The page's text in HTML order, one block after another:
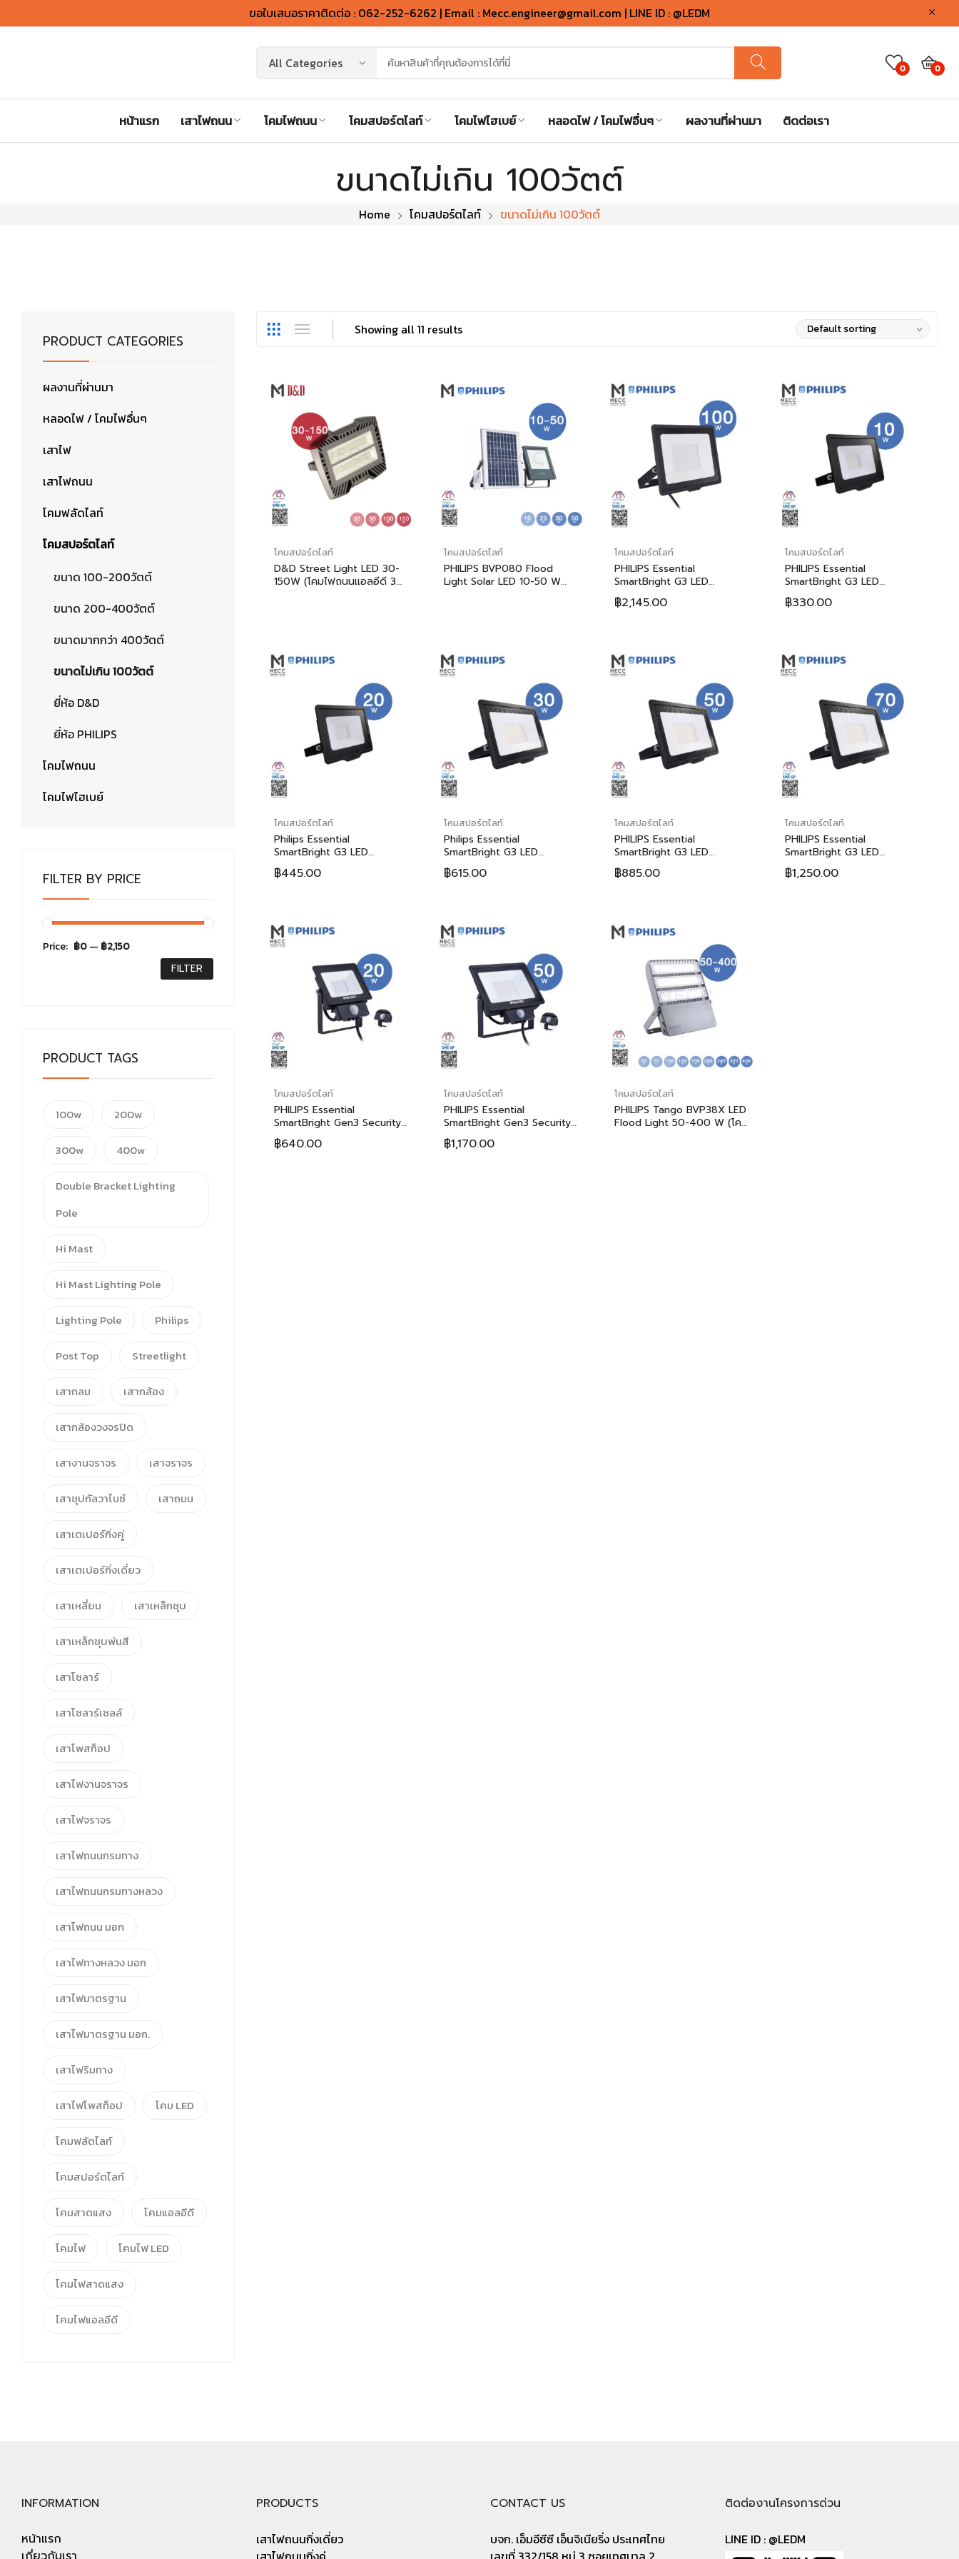
ขอใบเสนอราคาติดต่อ : 062-252-6262 | Email : Mecc.engineer@gmail.com | LINE ID : @LEDM
0 0
หน้าแรก เสาไฟถนน โคมไฟถนน โคมสปอร์ตไลท์ โคมไฟไฮเบย์ หลอดไฟ / โคมไฟอื่นๆ ผลงานที่ผ่านมา ติดต่อเรา
ขนาดไม่เกิน 100วัตต์
Home โคมสปอร์ตไลท์ ขนาดไม่เกิน 100วัตต์
Showing all 11 results
โคมสปอร์ตไลท์
D&D Street Light LED 30-
150W (โคมไฟถนนแอลอีดี 30-
โคมสปอร์ตไลท์
PHILIPS BVP080 Flood
Light Solar LED 10-50 W
โคมสปอร์ตไลท์
PHILIPS Essential
SmartBright G3 LED
Floodlight BVP150 100W (ฟิ
ลิปส์ เอสเซนเชี่ยล สมาร์ทไบร์ท
฿2,145.00
โคมสปอร์ตไลท์
PHILIPS Essential
SmartBright G3 LED
Floodlight BVP150 10W (ฟิลิ
ปส์ เอสเซนเชี่ยล สมาร์ทไบร์ท
฿330.00
โคมสปอร์ตไลท์
Philips Essential
SmartBright G3 LED
Floodlight BVP150 20W (ฟิ
ลิปส์ เอสเซนเชี่ยล สมาร์ทไบร์ท
฿445.00
โคมสปอร์ตไลท์
Philips Essential
SmartBright G3 LED
Floodlight BVP150 30W (ฟิ
ลิปส์ เอสเซนเชี่ยล สมาร์ทไบร์ท
฿615.00
โคมสปอร์ตไลท์
PHILIPS Essential
SmartBright G3 LED
Floodlight BVP150 50W (ฟิ
ลิปส์ เอสเซนเชี่ยล สมาร์ทไบร์ท
฿885.00
โคมสปอร์ตไลท์
PHILIPS Essential
SmartBright G3 LED
Floodlight BVP150 70W (ฟิ
ลิปส์ เอสเซนเชี่ยล สมาร์ทไบร์ท
฿1,250.00
โคมสปอร์ตไลท์
PHILIPS Essential
SmartBright Gen3 Security
LED Floodlight (Motion
Sensor) BVP150 20W (ฟิลิ
฿640.00
โคมสปอร์ตไลท์
PHILIPS Essential
SmartBright Gen3 Security
LED Floodlight (Motion
Sensor) BVP150 50W (ฟิลิ
฿1,170.00
โคมสปอร์ตไลท์
PHILIPS Tango BVP38X LED
Flood Light 50-400 W (โคม
PRODUCT CATEGORIES
ผลงานที่ผ่านมา
หลอดไฟ / โคมไฟอื่นๆ
เสาไฟ
เสาไฟถนน
โคมฟลัดไลท์
โคมสปอร์ตไลท์
ขนาด 100-200วัตต์
ขนาด 200-400วัตต์
ขนาดมากกว่า 400วัตต์
ขนาดไม่เกิน 100วัตต์
ยี่ห้อ D&D
ยี่ห้อ PHILIPS
โคมไฟถนน
โคมไฟไฮเบย์
FILTER BY PRICE
Price: ฿0— ฿2,150
FILTER
PRODUCT TAGS
100w 200w
300w 400w
Double Bracket Lighting
Pole
Hi Mast
Hi Mast Lighting Pole
Lighting Pole Philips
Post Top Streetlight
เสากลม เสากล้อง
เสากล้องวงจรปิด
เสางานจราจร เสาจราจร
เสาชุปกัลวาไนซ์ เสาถนน
เสาเตเปอร์กิ่งคู่
เสาเตเปอร์กิ่งเดี่ยว
เสาเหลี่ยม เสาเหล็กชุบ
เสาเหล็กชุบพ่นสี
เสาโซลาร์
เสาโซลาร์เซลล์
เสาโพสท็อป
เสาไฟงานจราจร
เสาไฟจราจร
เสาไฟถนนกรมทาง
เสาไฟถนนกรมทางหลวง
เสาไฟถนน มอก
เสาไฟทางหลวง มอก
เสาไฟมาตรฐาน
เสาไฟมาตรฐาน มอก.
เสาไฟริมทาง
เสาไฟโพสท็อป โคม LED
โคมฟลัดไลท์
โคมสปอร์ตไลท์
โคมสาดแสง โคมแอลอีดี
โคมไฟ โคมไฟ LED
โคมไฟสาดแสง
โคมไฟแอลอีดี
INFORMATION
หน้าแรก
PRODUCTS
เสาไฟถนนกิ่งเดี่ยว
CONTACT US
บจก. เอ็มอีซีซี เอ็นจิเนียริ่ง ประเทศไทย
ติดต่องานโครงการด่วน
LINE ID : @LEDM